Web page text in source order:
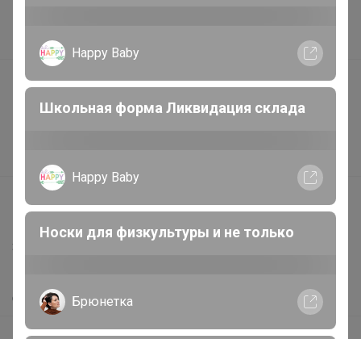
В наличии
Подарочные сертификаты
Реклама на сайте
support@24-ok.ru
Написать в поддержку
Защита покупателя
О нас
Happy Baby
Школьная форма Ликвидация склада
Happy Baby
Носки для физкультуры и не только
Брюнетка